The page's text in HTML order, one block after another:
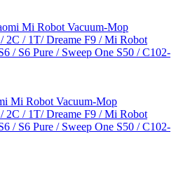
Mi Robot Vacuum-Mop
/ 1T/ Dreame F9 / Mi Robot
/ S6 Pure / Sweep One S50 / C102-